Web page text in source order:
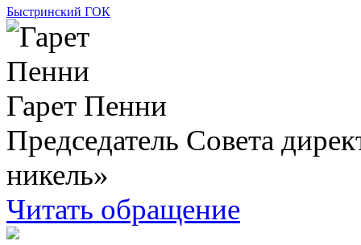
Быстринский ГОК
Гарет Пенни
Председатель Совета
никель»
Читать обращение